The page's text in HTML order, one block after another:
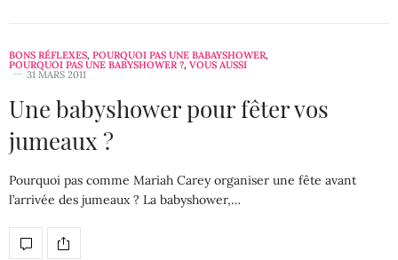
BONS RÉFLEXES, POURQUOI PAS UNE BABAYSHOWER,
POURQUOI PAS UNE BABYSHOWER ?, VOUS AUSSI
31 MARS 2011
Une babyshower pour fêter vos
jumeaux ?
Pourquoi pas comme Mariah Carey organiser une fête avant
l’arrivée des jumeaux ? La babyshower,…